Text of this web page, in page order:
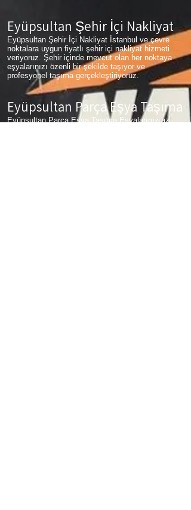
Eyüpsultan Şehir İçi Nakliyat
Eyüpsultan Şehir İçi Nakliyat İstanbul ve çevre
noktalara uygun fiyatlı şehir içi nakliyat hizmeti
veriyoruz. Şehir içinde mevcut olan her noktaya
eşyalarınızı özenli bir şekilde taşıyor ve
profesyonel taşıma gerçekleştiriyoruz.
Eyüpsultan Parça Eşya Taşıma
Eyüpsultan Parça Eşya Taşıma Eşyalarınız az